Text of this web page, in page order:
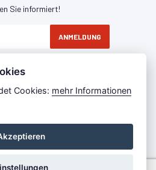
Sie informiert!
ANMELDUNG
Impressum
- IKG WIEN
Cookies: mehr Informationen